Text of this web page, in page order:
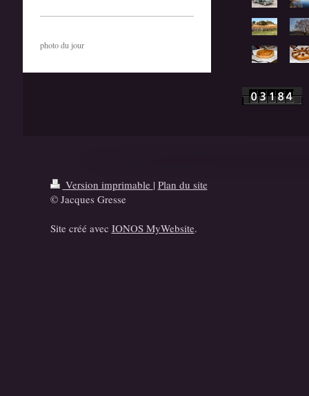
photo du jour
Version imprimable | Plan du site
© Jacques Gresse
Site créé avec IONOS MyWebsite.